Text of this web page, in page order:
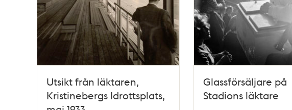
Utsikt från läktaren,
Kristinebergs Idrottsplats,
Glassförsäljare på
Stadions läktare